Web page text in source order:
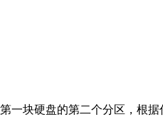
一块硬盘的第二个分区，根